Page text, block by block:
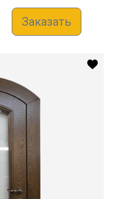
Заказать